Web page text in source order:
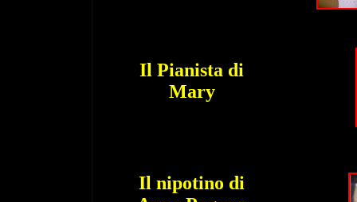
Il Pianista di
Mary
Il nipotino di